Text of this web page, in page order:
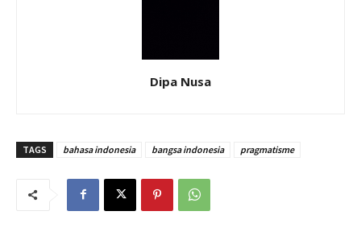
Dipa Nusa
TAGS bahasa indonesia bangsa indonesia pragmatisme